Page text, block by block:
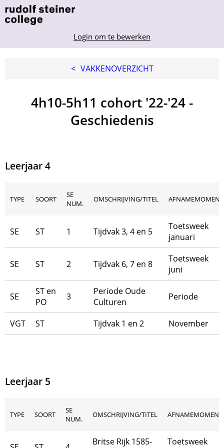
Login om te bewerken
< VAKKENOVERZICHT
4h10-5h11 cohort '22-'24 -
Geschiedenis
Leerjaar 4
TYPE SOORT
SE
NUM.
OMSCHRIJVING/TITEL AFNAMEMOMENT
SE ST 1 Tijdvak 3, 4 en 5
Toetsweek
januari
SE ST 2 Tijdvak 6, 7 en 8
Toetsweek
juni
SE
ST en
PO
3
Periode Oude
Culturen
Periode
VGT ST Tijdvak 1 en 2 November
Leerjaar 5
TYPE SOORT
SE
NUM.
OMSCHRIJVING/TITEL AFNAMEMOMENT
Britse Rijk 1585-
Toetsweek